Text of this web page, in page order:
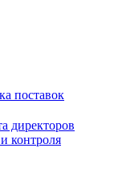
поставок
директоров
контроля